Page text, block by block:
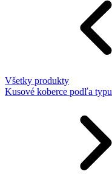
Všetky produkty
Kusové koberce podľa typu